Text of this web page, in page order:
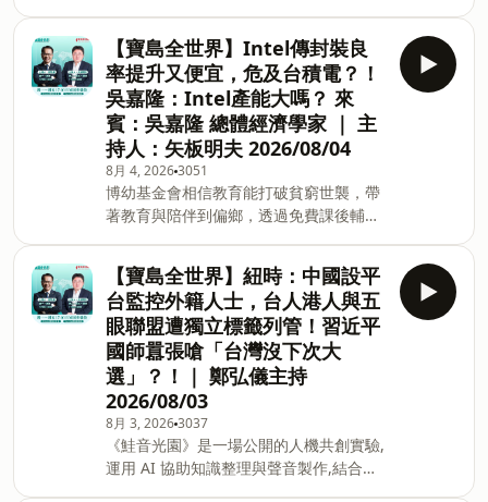
期，藥師提醒，使用快篩試劑前，務必先
確認產品是否未過期，而且即使快篩為陰
性，也不可掉以輕心。 **2026年夏季，
歐洲再次面臨前所未有的極端熱浪考驗。
作為全球升溫速度最快的大陸，極端高溫
不再只是季節性天氣話題，而是一場對交
通、電力、城市規劃與公共衛生體系帶來
巨大壓力的「無聲災難」（quiet
catastrophe）。面對未來在熱浪穹頂
（Heat Dome）下可
369-168｜104台北市中山區南京東路三
段130號8-13樓 —— 以上為 Firstory
Podcast 廣告 —— **台中市長盧秀燕近
日頻將矛頭指向中央，質疑衛福部食藥署
在7月4日召開問題油品專案會議時，竟讓
中聯油脂總經理余凌冲列席，痛批「距離
抓到門神只差一步」；不過，日前曝光的
台中市政府會議紀錄卻顯示，余凌冲早在
7月3日就已出席中市食安處召開的相關會
議，時間甚至比中央會議還早。對此，台
灣青年世代共好協會理事長張育萌酸爆：
「整天抓門神結果抓到自己，盧秀燕就是
最大的門神啦！」 **針對中聯致癌油風
波，台糖5月已發現中聯提供的粗油原料
檢驗不合格因此退貨，台中市長盧秀燕日
前指稱台糖總公司及油品部門均設於台
南，台中市政府並引用《台南市食
【寶島全世界】Intel傳封裝良
率提升又便宜，危及台積電？！
吳嘉隆：Intel產能大嗎？ 來
賓：吳嘉隆 總體經濟學家 ｜ 主
持人：矢板明夫 2026/08/04
8月 4, 20263051
博幼基金會相信教育能打破貧窮世襲，帶
著教育與陪伴到偏鄉，透過免費課後輔導
穩定學習。&nbsp;「期待有一天，教育能
終止貧窮世襲，弭平城鄉及貧富差距，讓
每個孩子都有選擇未來的能力。」&nbsp;
捐款連結▶️ https://fstry.pse.is/9f679m
—— 以上為 FMTaiwan 與 Firstory
Podcast 廣告 —— 吉時保：
https://fstry.pse.is/9ep3le 免指定車
牌、車型，用車前1小時投保，手機投保5
分鐘新安東京海上產險｜0800-369-168｜
104台北市中山區南京東路三段130號8-
【寶島全世界】紐時：中國設平
台監控外籍人士，台人港人與五
眼聯盟遭獨立標籤列管！習近平
國師囂張嗆「台灣沒下次大
選」？！｜ 鄭弘儀主持
2026/08/03
8月 3, 20263037
《鮭音光園》是一場公開的人機共創實驗,
運用 AI 協助知識整理與聲音製作,結合哲